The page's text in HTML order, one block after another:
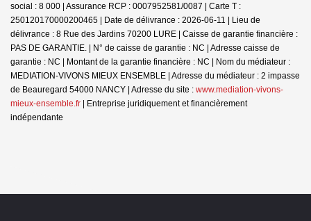
social : 8 000 | Assurance RCP : 0007952581/0087 | Carte T :
250120170000200465 | Date de délivrance : 2026-06-11 | Lieu de
délivrance : 8 Rue des Jardins 70200 LURE | Caisse de garantie financière :
PAS DE GARANTIE. | N° de caisse de garantie : NC | Adresse caisse de
garantie : NC | Montant de la garantie financière : NC | Nom du médiateur :
MEDIATION-VIVONS MIEUX ENSEMBLE | Adresse du médiateur : 2 impasse
de Beauregard 54000 NANCY | Adresse du site : www.mediation-vivons-
mieux-ensemble.fr | Entreprise juridiquement et financièrement
indépendante